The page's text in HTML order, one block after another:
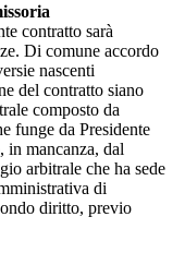
contratto sarà
Di comune accordo
nascenti
del contratto siano
composto da
funge da Presidente
in mancanza, dal
arbitrale che ha sede
di
diritto, previo